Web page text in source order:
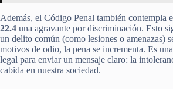
Además, el Código Penal también contempla
22.4 una agravante por discriminación. Esto
un delito común (como lesiones o amenazas)
motivos de odio, la pena se incrementa. Es
legal para enviar un mensaje claro: la
cabida en nuestra sociedad.